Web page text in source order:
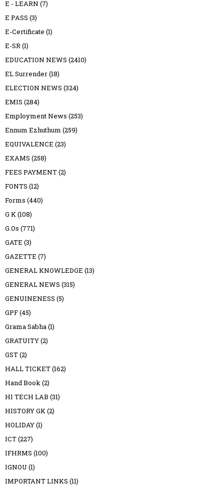
E - LEARN (7)
E PASS (3)
E-Certificate (1)
E-SR(1)
EDUCATION NEWS (2410)
EL Surrender(18)
ELECTION NEWS (324)
EMIS (284)
Employment News (253)
Ennum Ezhuthum (259)
EQUIVALENCE (23)
EXAMS (258)
FEES PAYMENT(2)
FONTS (12)
Forms (440)
G K(108)
G.Os (771)
GATE (3)
GAZETTE (7)
GENERAL KNOWLEDGE (13)
GENERAL NEWS (315)
GENUINENESS (5)
GPF(45)
Grama Sabha(1)
GRATUITY(2)
GST(2)
HALL TICKET(162)
Hand Book(2)
HI TECH LAB (31)
HISTORY GK(2)
HOLIDAY(1)
ICT(227)
IFHRMS (100)
IGNOU (1)
IMPORTANT LINKS (11)